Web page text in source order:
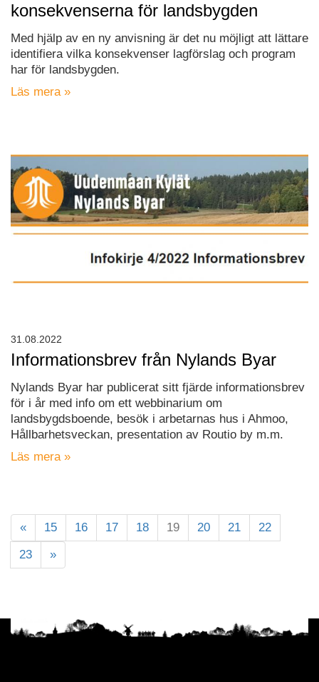
konsekvenserna för landsbygden
Med hjälp av en ny anvisning är det nu möjligt att lättare
identifiera vilka konsekvenser lagförslag och program
har för landsbygden.
Läs mera »
Informationsbrev från Nylands Byar
Nylands Byar har publicerat sitt fjärde informationsbrev
för i år med info om ett webbinarium om
landsbygdsboende, besök i arbetarnas hus i Ahmoo,
Hållbarhetsveckan, presentation av Routio by m.m.
Läs mera »
31.08.2022
« 15 16 17 18 19 20 21
22
23
»